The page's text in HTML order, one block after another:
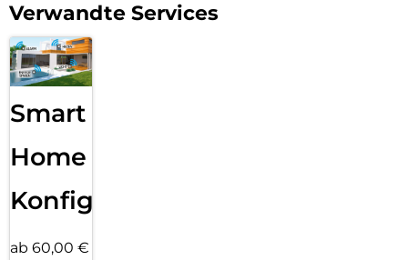
Verwandte Services
Smart
Home
Konfiguration
ab 60,00 €